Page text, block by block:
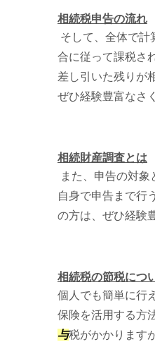
相続税申告の流れ
そして、全体で計
合に従って課税さ
差し引いた残りが
ぜひ経験豊富なさ
相続財産調査とは
また、申告の対
自身で申告まで行
の方は、ぜひ経験
相続税の節税につ
個人でも簡単に行
保険を活用する方
与税がかかります